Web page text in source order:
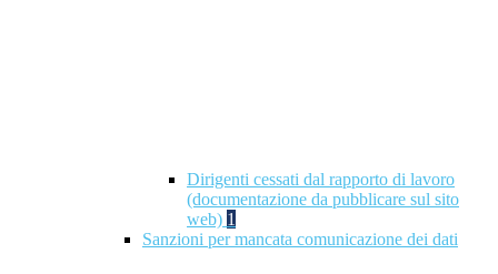
Dirigenti cessati dal rapporto di lavoro
(documentazione da pubblicare sul sito
web) 1
Sanzioni per mancata comunicazione dei dati